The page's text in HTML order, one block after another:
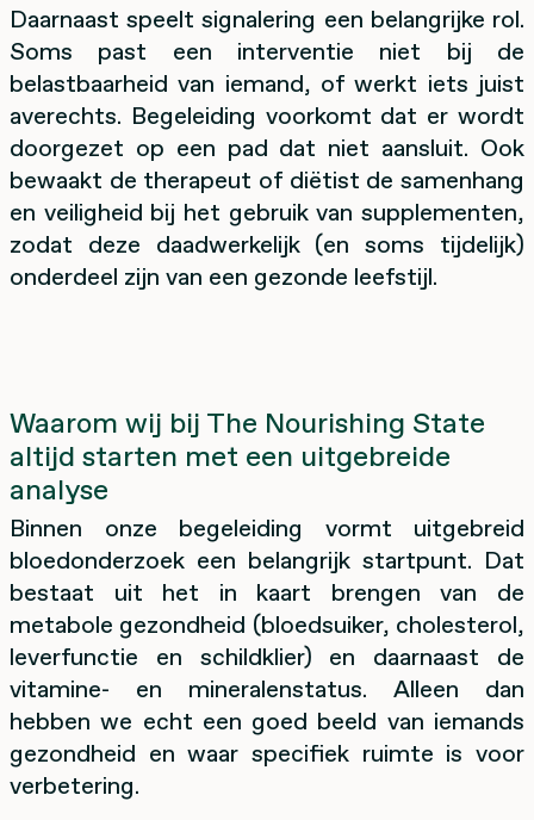
Daarnaast speelt signalering een belangrijke rol.
Soms past een interventie niet bij de
belastbaarheid van iemand, of werkt iets juist
averechts. Begeleiding voorkomt dat er wordt
doorgezet op een pad dat niet aansluit. Ook
bewaakt de therapeut of diëtist de samenhang
en veiligheid bij het gebruik van supplementen,
zodat deze daadwerkelijk (en soms tijdelijk)
onderdeel zijn van een gezonde leefstijl.
Waarom wij bij The Nourishing State
altijd starten met een uitgebreide
analyse
Binnen onze begeleiding vormt uitgebreid
bloedonderzoek een belangrijk startpunt. Dat
bestaat uit het in kaart brengen van de
metabole gezondheid (bloedsuiker, cholesterol,
leverfunctie en schildklier) en daarnaast de
vitamine- en mineralenstatus. Alleen dan
hebben we echt een goed beeld van iemands
gezondheid en waar specifiek ruimte is voor
verbetering.